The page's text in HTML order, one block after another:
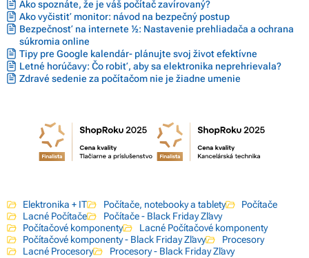
Ako spoznáte, že je váš počítač zavírovaný?
Ako vyčistiť monitor: návod na bezpečný postup
Bezpečnosť na internete ½: Nastavenie prehliadača a ochrana
súkromia online
Tipy pre Google kalendár- plánujte svoj život efektívne
Letné horúčavy: Čo robiť, aby sa elektronika neprehrievala?
Zdravé sedenie za počítačom nie je žiadne umenie
Elektronika + IT Počítače, notebooky a tablety
Počítače
Lacné Počítače
Počítače - Black Friday Zľavy
Počítačové komponenty
Lacné Počítačové komponenty
Počítačové komponenty - Black Friday Zľavy
Procesory
Lacné Procesory
Procesory - Black Friday Zľavy